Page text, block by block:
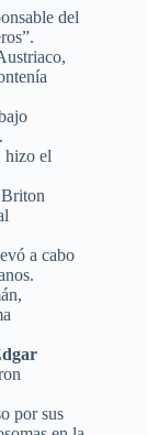
del
hizo el
Briton
a cabo
por sus